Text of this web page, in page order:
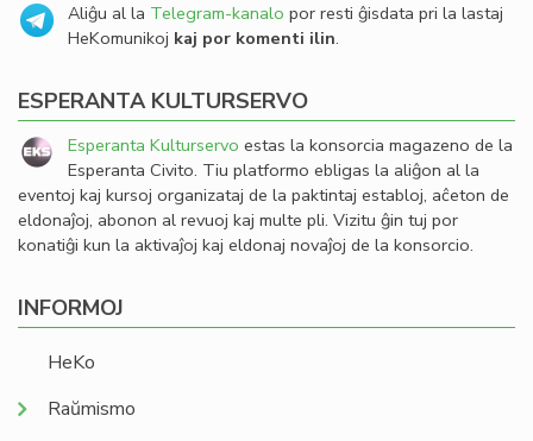
Aliĝu al la Telegram-kanalo por resti ĝisdata pri la lastaj
HeKomunikoj kaj por komenti ilin.
ESPERANTA KULTURSERVO
Esperanta Kulturservo estas la konsorcia magazeno de la
Esperanta Civito. Tiu platformo ebligas la aliĝon al la
eventoj kaj kursoj organizataj de la paktintaj establoj, aĉeton de
eldonaĵoj, abonon al revuoj kaj multe pli. Vizitu ĝin tuj por
konatiĝi kun la aktivaĵoj kaj eldonaj novaĵoj de la konsorcio.
INFORMOJ
HeKo
Raŭmismo